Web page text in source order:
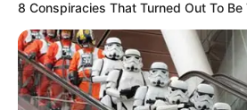
8 Conspiracies That Turned Out To Be